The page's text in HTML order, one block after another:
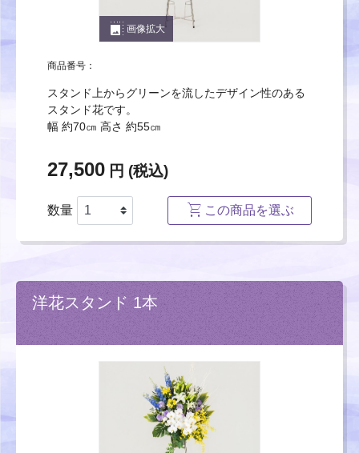
photo_size_select_large 画像拡大
商品番号：
スタンド上からグリーンを流したデザイン性のある
スタンド花です。
幅 約70㎝ 高さ 約55㎝
27,500 円 (税込)
数量 この商品を選ぶ
洋花スタンド 1本